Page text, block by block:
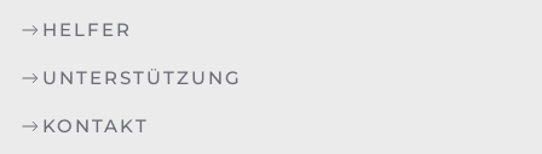
HELFER
UNTERSTÜTZUNG
KONTAKT